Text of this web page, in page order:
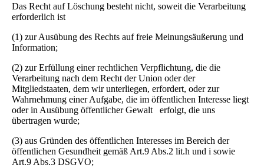
Das Recht auf Löschung besteht nicht, soweit die Verarbeitung
erforderlich ist
(1) zur Ausübung des Rechts auf freie Meinungsäußerung und
Information;
(2) zur Erfüllung einer rechtlichen Verpflichtung, die die
Verarbeitung nach dem Recht der Union oder der
Mitgliedstaaten, dem wir unterliegen, erfordert, oder zur
Wahrnehmung einer Aufgabe, die im öffentlichen Interesse liegt
oder in Ausübung öffentlicher Gewalt erfolgt, die uns
übertragen wurde;
(3) aus Gründen des öffentlichen Interesses im Bereich der
öffentlichen Gesundheit gemäß Art.9 Abs.2 lit.h und i sowie
Art.9 Abs.3 DSGVO;